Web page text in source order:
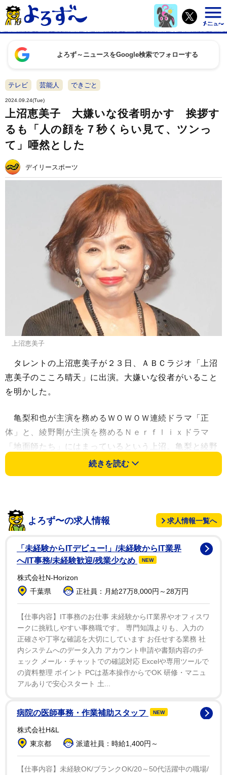
よろず～ニュースをGoogle検索でフォローする
テレビ 芸能人 できごと
2024.09.24(Tue)
上沼恵美子 大嫌いな役者明かす 挨拶す
るも「人の顔を７秒くらい見て、ツンっ
て」唖然とした
デイリースポーツ
上沼恵美子
タレントの上沼恵美子が２３日、ＡＢＣラジオ「上沼
恵美子のこころ晴天」に出演。大嫌いな役者がいること
を明かした。
亀梨和也が主演を務めるＷＯＷＯＷ連続ドラマ「正
体」と、綾野剛が主演を務めるＮｅｒｆｌｉｘドラマ
「地面師たち」にはまっているという上沼。亀梨と綾野
に「憧れがある」といいつつ、「亀梨さんは会いたくな
いし、綾野剛さんとも会いたくない」と語った。
で、この人やったら絶対当たりがいいやろなと思う人」
と憧れていた役者に会えたという。しかし、「『私ファ
ンなんです、あのドラマの。いつも拝見しております。
うれしいです、今日お会いできて』って言ったら、じー
っと人の顔を７秒くらい見て、ツンってして（どこか
へ）行ってん。ガクって、まずあぜんとしたね。ショッ
さらにその翌日、上沼の夫もその役者と遭遇し、「女
房が昨日お世話になりました」と声をかけたという。し
かし、その際も「じーっと（夫の）顔を見てツンとして
いった」といい、「あれでトラウマになってる。その人
はほんまに大っ嫌い。それがあるから嫌なのよ。（会わ
続きを読む
よろず〜の求人情報 求人情報一覧へ
「未経験からITデビュー!」/未経験からIT業界
へ/IT事務/未経験歓迎/残業少なめ
NEW
株式会社N-Horizon
千葉県
正社員：月給27万8,000円～28万円
【仕事内容】IT事務のお仕事 未経験からIT業界やオフィスワ
ークに挑戦しやすい事務職です。 専門知識よりも、入力の
正確さや丁寧な確認を大切にしています お任せする業務 社
内システムへのデータ入力 アカウント申請や書類内容のチ
ェック メール・チャットでの確認対応 Excelや専用ツールで
の資料整理 ポイント PCは基本操作からでOK 研修・マニュ
アルありで安心スタート 土...
病院の医師事務・作業補助スタッフ NEW
株式会社H&L
東京都
派遣社員：時給1,400円～
【仕事内容】未経験OK/ブランクOK/20～50代活躍中の職場/